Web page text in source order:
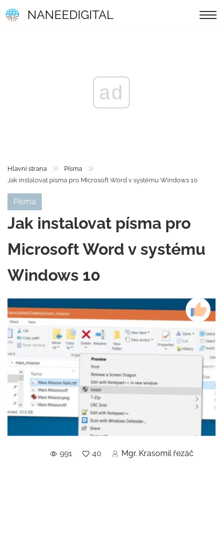
NANEEDIGITAL
ad
Hlavní strana
Písma
Jak instalovat písma pro Microsoft Word v systému Windows 10
Písma
Jak instalovat písma pro
Microsoft Word v systému
Windows 10
991 40 Mgr. Krasomil řezáč